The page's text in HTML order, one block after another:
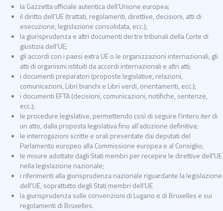
la Gazzetta ufficiale autentica dell'Unione europea;
il diritto dell'UE (trattati, regolamenti, direttive, decisioni, atti di
esecuzione, legislazione consolidata, ecc.);
la giurisprudenza e altri documenti dei tre tribunali della Corte di
giustizia dell’UE;
gli accordi con i paesi extra UE o le organizzazioni internazionali, gli
atti di organismi istituiti da accordi internazionali e altri atti;
i documenti preparatori (proposte legislative, relazioni,
comunicazioni, Libri bianchi e Libri verdi, orientamenti, ecc.);
i documenti EFTA (decisioni, comunicazioni, notifiche, sentenze,
ecc.);
le procedure legislative, permettendo così di seguire l'intero iter di
un atto, dalla proposta legislativa fino all’adozione definitiva;
le interrogazioni scritte e orali presentate dai deputati del
Parlamento europeo alla Commissione europea e al Consiglio;
le misure adottate dagli Stati membri per recepire le direttive dell'UE
nella legislazione nazionale;
i riferimenti alla giurisprudenza nazionale riguardante la legislazione
dell'UE, soprattutto degli Stati membri dell'UE
la giurisprudenza sulle convenzioni di Lugano e di Bruxelles e sui
regolamenti di Bruxelles.